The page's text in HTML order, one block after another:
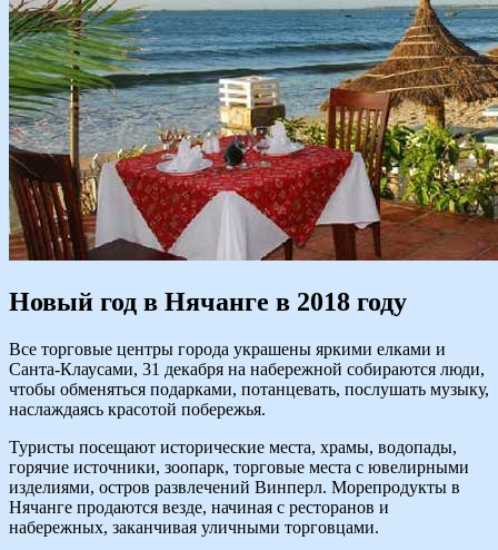
Новый год в Нячанге в 2018 году
Все торговые центры города украшены яркими елками и
Санта-Клаусами, 31 декабря на набережной собираются люди,
чтобы обменяться подарками, потанцевать, послушать музыку,
наслаждаясь красотой побережья.
Туристы посещают исторические места, храмы, водопады,
горячие источники, зоопарк, торговые места с ювелирными
изделиями, остров развлечений Винперл. Морепродукты в
Нячанге продаются везде, начиная с ресторанов и
набережных, заканчивая уличными торговцами.